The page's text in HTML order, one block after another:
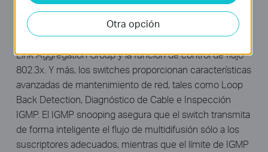
28TS soporta una línea completa de características
capa 2 , incluyendo etiqueta VLAN 802.1Q, Puerto de
Aislamiento, Duplicación de Puerto, STP / RSTP / MSTP,
Link Aggregation Group y la función de control de flujo
802.3x. Y más, los switches proporcionan características
avanzadas de mantenimiento de red, tales como Loop
Back Detection, Diagnóstico de Cable e Inspección
IGMP. El IGMP snooping asegura que el switch transmita
de forma inteligente el flujo de multidifusión sólo a los
suscriptores adecuados, mientras que el límite de IGMP
Otra opción